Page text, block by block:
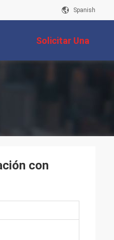
Spanish
Solicitar Una
Cotización
con